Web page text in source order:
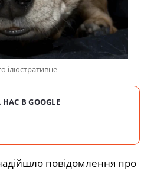
ілюстративне
В GOOGLE
повідомлення про